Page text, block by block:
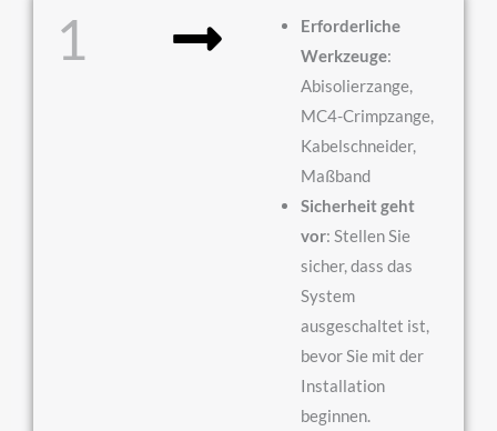
1
Erforderliche
Werkzeuge:
Abisolierzange,
MC4-Crimpzange,
Kabelschneider,
Maßband
Sicherheit geht
vor: Stellen Sie
sicher, dass das
System
ausgeschaltet ist,
bevor Sie mit der
Installation
beginnen.